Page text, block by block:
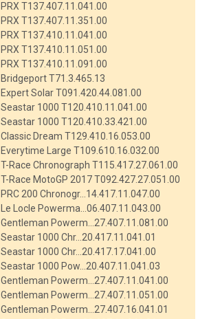
PRX T137.407.11.041.00
PRX T137.407.11.351.00
PRX T137.410.11.041.00
PRX T137.410.11.051.00
PRX T137.410.11.091.00
Bridgeport T71.3.465.13
Expert Solar T091.420.44.081.00
Seastar 1000 T120.410.11.041.00
Seastar 1000 T120.410.33.421.00
Classic Dream T129.410.16.053.00
Everytime Large T109.610.16.032.00
T-Race Chronograph T115.417.27.061.00
T-Race MotoGP 2017 T092.427.27.051.00
PRC 200 Chronogr…14.417.11.047.00
Le Locle Powerma…06.407.11.043.00
Gentleman Powerm…27.407.11.081.00
Seastar 1000 Chr…20.417.11.041.01
Seastar 1000 Chr…20.417.17.041.00
Seastar 1000 Pow…20.407.11.041.03
Gentleman Powerm…27.407.11.041.00
Gentleman Powerm…27.407.11.051.00
Gentleman Powerm…27.407.16.041.01